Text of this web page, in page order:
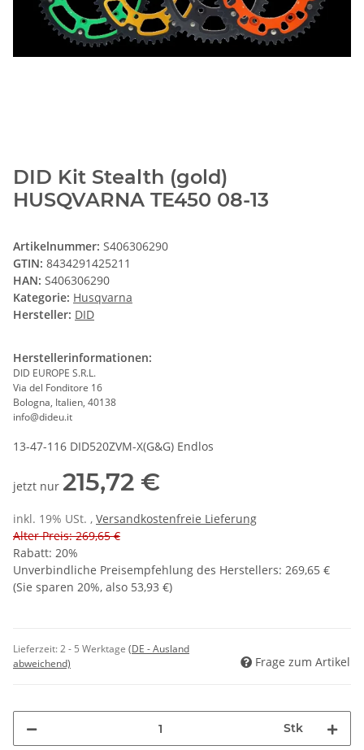
DID Kit Stealth (gold)
HUSQVARNA TE450 08-13
Artikelnummer: S406306290
GTIN: 8434291425211
HAN: S406306290
Kategorie: Husqvarna
Hersteller: DID
Herstellerinformationen:
DID EUROPE S.R.L.
Via del Fonditore 16
Bologna, Italien, 40138
info@dideu.it
13-47-116 DID520ZVM-X(G&G) Endlos
jetzt nur 215,72 €
inkl. 19% USt. , Versandkostenfreie Lieferung
Alter Preis: 269,65 €
Rabatt: 20%
Unverbindliche Preisempfehlung des Herstellers: 269,65 €
(Sie sparen 20%, also 53,93 €)
Lieferzeit:2 - 5 Werktage (DE - Ausland
abweichend)
Frage zum Artikel
Stk